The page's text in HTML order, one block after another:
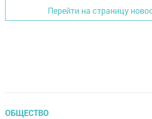
Перейти на страницу
ОБЩЕСТВО